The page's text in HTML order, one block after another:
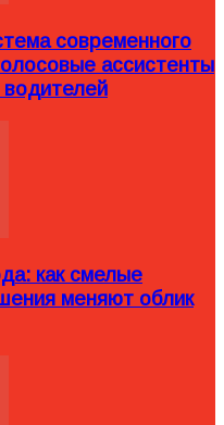
современного
ассистенты
как смелые
меняют облик